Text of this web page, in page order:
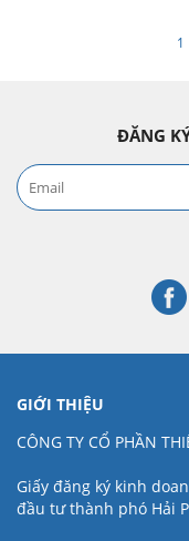
1
ĐĂNG
GIỚI THIỆU
CÔNG TY CỔ PHẦN
Giấy đăng ký kinh
đầu tư thành phó Hải